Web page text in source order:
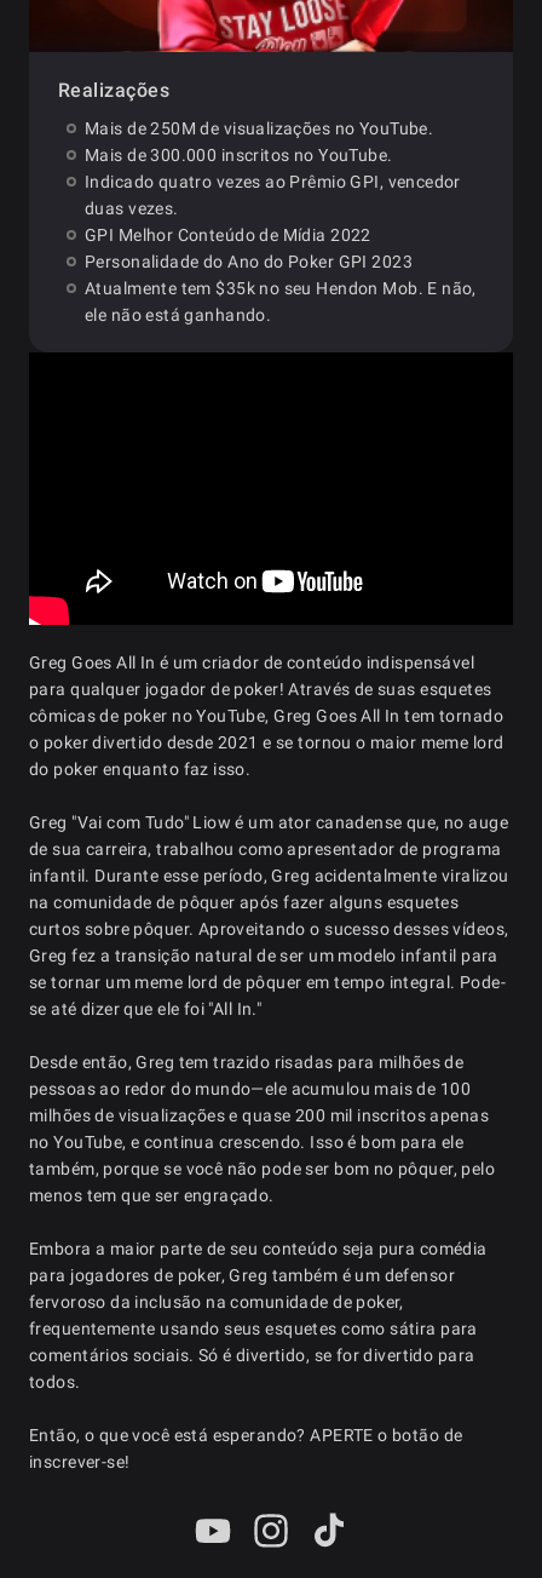
Realizações
Mais de 250M de visualizações no YouTube.
Mais de 300.000 inscritos no YouTube.
Indicado quatro vezes ao Prêmio GPI, vencedor
duas vezes.
GPI Melhor Conteúdo de Mídia 2022
Personalidade do Ano do Poker GPI 2023
Atualmente tem $35k no seu Hendon Mob. E não,
ele não está ganhando.
Greg Goes All In é um criador de conteúdo indispensável
para qualquer jogador de poker! Através de suas esquetes
cômicas de poker no YouTube, Greg Goes All In tem tornado
o poker divertido desde 2021 e se tornou o maior meme lord
do poker enquanto faz isso.
Greg "Vai com Tudo" Liow é um ator canadense que, no auge
de sua carreira, trabalhou como apresentador de programa
infantil. Durante esse período, Greg acidentalmente viralizou
na comunidade de pôquer após fazer alguns esquetes
curtos sobre pôquer. Aproveitando o sucesso desses vídeos,
Greg fez a transição natural de ser um modelo infantil para
se tornar um meme lord de pôquer em tempo integral. Pode-
se até dizer que ele foi "All In."
Desde então, Greg tem trazido risadas para milhões de
pessoas ao redor do mundo—ele acumulou mais de 100
milhões de visualizações e quase 200 mil inscritos apenas
no YouTube, e continua crescendo. Isso é bom para ele
também, porque se você não pode ser bom no pôquer, pelo
menos tem que ser engraçado.
Embora a maior parte de seu conteúdo seja pura comédia
para jogadores de poker, Greg também é um defensor
fervoroso da inclusão na comunidade de poker,
frequentemente usando seus esquetes como sátira para
comentários sociais. Só é divertido, se for divertido para
todos.
Então, o que você está esperando? APERTE o botão de
inscrever-se!